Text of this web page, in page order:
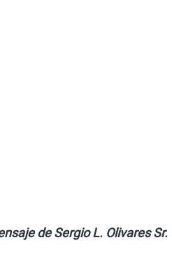
de Sergio L. Olivares Sr.